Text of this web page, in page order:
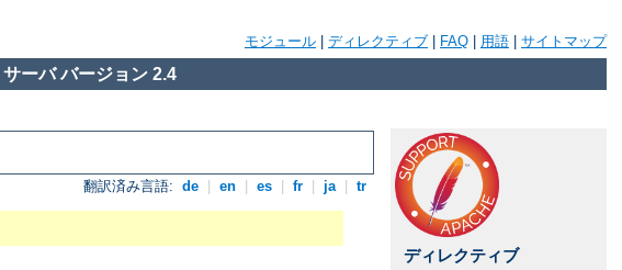
モジュール ディレクティブ FAQ 用語 サイトマップ
ーバ バージョン 2.4
翻訳済み言語: de en es fr ja tr
ディレクティブ